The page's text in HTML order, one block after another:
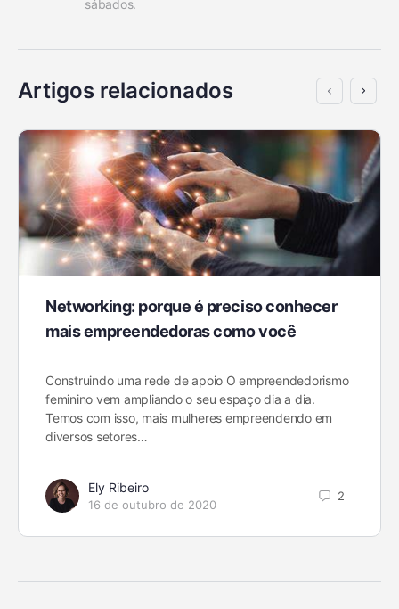
sábados.
Artigos relacionados
Networking: porque é preciso conhecer
mais empreendedoras como você
Construindo uma rede de apoio O empreendedorismo
feminino vem ampliando o seu espaço dia a dia.
Temos com isso, mais mulheres empreendendo em
diversos setores…
Ely Ribeiro
16 de outubro de 2020
2